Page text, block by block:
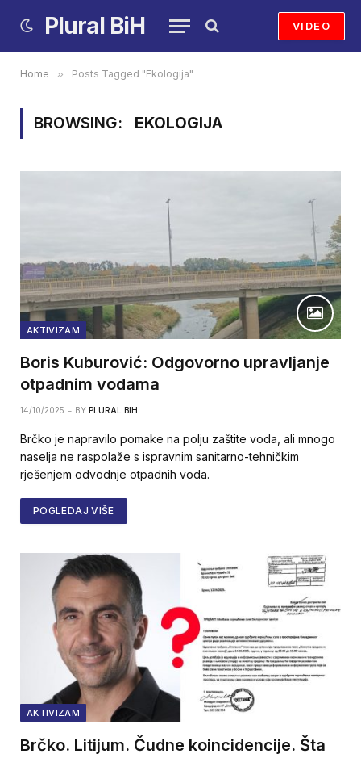
Plural BiH VIDEO
Home » Posts Tagged "Ekologija"
BROWSING: EKOLOGIJA
AKTIVIZAM
Boris Kuburović: Odgovorno upravljanje
otpadnim vodama
14/10/2025 BY PLURAL BIH
Brčko je napravilo pomake na polju zaštite voda, ali mnogo
naselja ne raspolaže s ispravnim sanitarno-tehničkim
rješenjem odvodnje otpadnih voda.
POGLEDAJ VIŠE
AKTIVIZAM
Brčko. Litijum. Čudne koincidencije. Šta